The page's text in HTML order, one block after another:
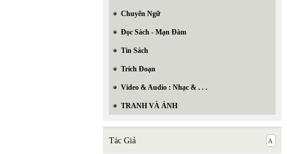
Chuyển Ngữ
Đọc Sách - Mạn Đàm
Tin Sách
Trích Đoạn
Video & Audio : Nhạc & . . .
TRANH VÀ ẢNH
Tác Giả